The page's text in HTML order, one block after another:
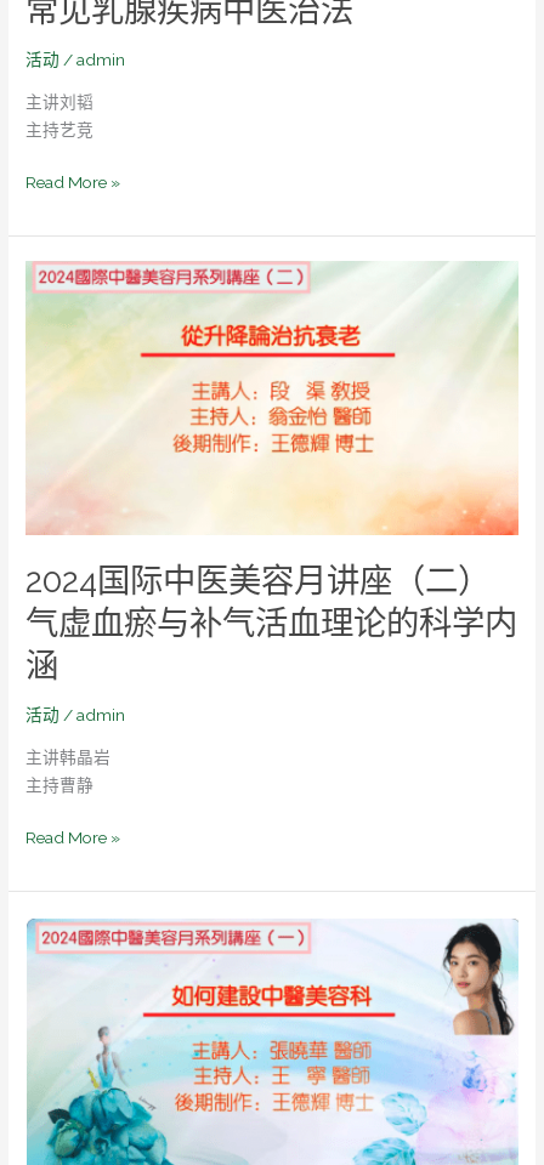
常见乳腺疾病中医治法
活动 /admin
主讲刘韬
主持艺竞
乳
腺
病
中
治
Read More »
2024国际中医美容月讲座（二）
气虚血瘀与补气活血理论的科学内
涵
活动 /admin
主讲韩晶岩
主持曹静
2024
座
气
虚
瘀
补
气
活
理
的
科
学
Read More »
国
际
讲
座